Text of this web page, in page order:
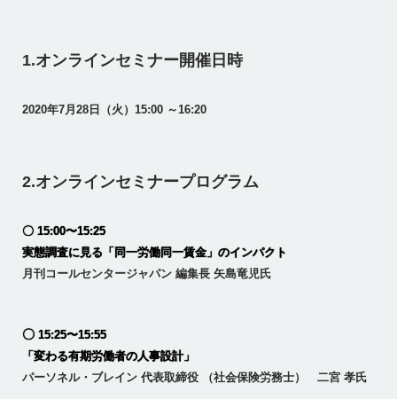
1.オンラインセミナー開催日時
2020年7月28日（火）15:00 ～16:20
2.オンラインセミナープログラム
〇 15:00〜15:25
実態調査に見る「同一労働同一賃金」のインパクト
月刊コールセンタージャパン 編集長 矢島竜児氏
〇 15:25〜15:55
「変わる有期労働者の人事設計」
パーソネル・ブレイン 代表取締役 （社会保険労務士） 二宮 孝氏